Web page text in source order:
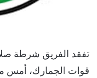
تفقد الفريق شرطة
قوات الجمارك، أمس